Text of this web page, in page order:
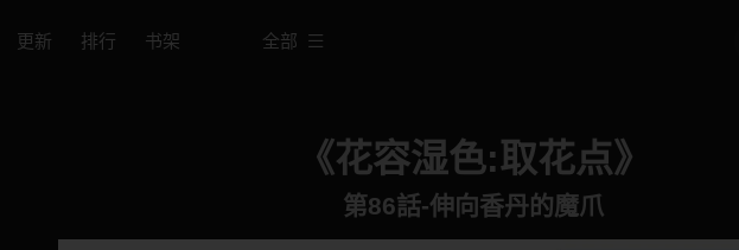
更新 排行 书架 全部
《花容湿色:取花点》
第86話-伸向香丹的魔爪